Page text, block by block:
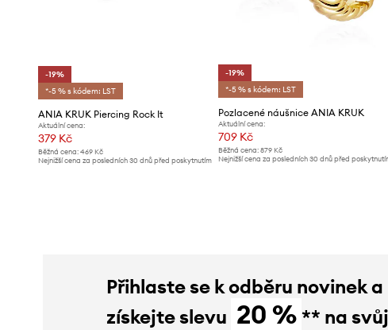
-19%
*-5 % s kódem: LST
ANIA KRUK Piercing Rock It
Aktuální cena:
379 Kč
Běžná cena: 469 Kč
Nejnižší cena za posledních 30 dnů před poskytnutím
-19%
*-5 % s kódem: LST
Pozlacené náušnice ANIA KRUK
Aktuální cena:
709 Kč
Běžná cena:879 Kč
Nejnižší cena za posledních 30 dnů před
Přihlaste se k odběru novinek a
získejte slevu 20 % ** na